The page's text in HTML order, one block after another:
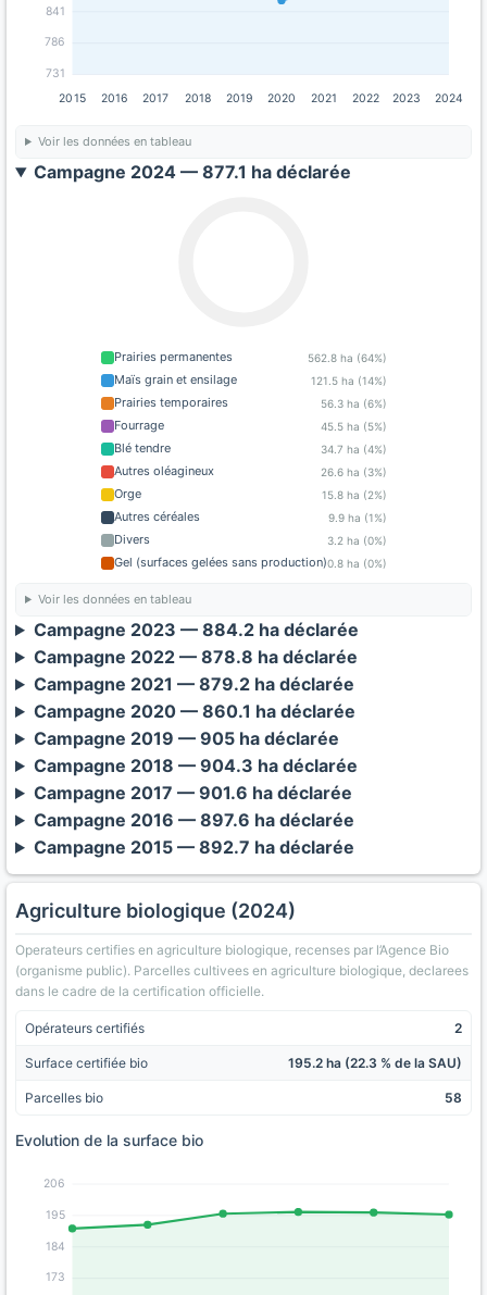
731
786
841
2015 2016 2017 2018 2019 2020 2021 2022 2023 2024
Voir les données en tableau
Campagne 2024 — 877.1 ha déclarée
Prairies permanentes 562.8 ha (64%)
Maïs grain et ensilage 121.5 ha (14%)
Prairies temporaires 56.3 ha (6%)
Fourrage 45.5 ha (5%)
Blé tendre 34.7 ha (4%)
Autres oléagineux 26.6 ha (3%)
Orge 15.8 ha (2%)
Autres céréales 9.9 ha (1%)
Divers 3.2 ha (0%)
Gel (surfaces gelées sans production)0.8 ha (0%)
Voir les données en tableau
Campagne 2023 — 884.2 ha déclarée
Campagne 2022 — 878.8 ha déclarée
Campagne 2021 — 879.2 ha déclarée
Campagne 2020 — 860.1 ha déclarée
Campagne 2019 — 905 ha déclarée
Campagne 2018 — 904.3 ha déclarée
Campagne 2017 — 901.6 ha déclarée
Campagne 2016 — 897.6 ha déclarée
Campagne 2015 — 892.7 ha déclarée
Agriculture biologique (2024)
Operateurs certifies en agriculture biologique, recenses par l’Agence Bio
(organisme public). Parcelles cultivees en agriculture biologique, declarees
dans le cadre de la certification officielle.
Opérateurs certifiés 2
Surface certifiée bio 195.2 ha (22.3 % de la SAU)
Parcelles bio 58
Evolution de la surface bio
173
184
195
206